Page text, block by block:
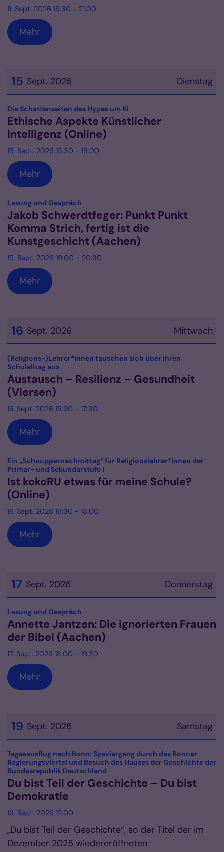
11. Sept. 2026 19:30 - 21:00
Mehr
Dienstag
15 Sept. 2026
Datum: 15. September 2026
Die Schattenseiten des Hypes um KI
Ethische Aspekte Künstlicher
Intelligenz (Online)
15. Sept. 2026 15:30 - 18:00
Mehr
Lesung und Gespräch
Jakob Schwerdtfeger: Punkt Punkt
Komma Strich, fertig ist die
Kunstgeschicht (Aachen)
15. Sept. 2026 19:00 - 20:30
Mehr
Mittwoch
16 Sept. 2026
Datum: 16. September 2026
(Religions-)Lehrer*innen tauschen sich über ihren
Schulalltag aus:
Austausch – Resilienz – Gesundheit
(Viersen)
16. Sept. 2026 15:30 - 17:30
Mehr
Ein „Schnuppernachmittag“ für Religionslehrer*innen der
Primar- und Sekundarstufe I
Ist kokoRU etwas für meine Schule?
(Online)
16. Sept. 2026 16:30 - 18:00
Mehr
Donnerstag
17 Sept. 2026
Datum: 17. September 2026
Lesung und Gespräch
Annette Jantzen: Die ignorierten Frauen
der Bibel (Aachen)
17. Sept. 2026 18:00 - 19:30
Mehr
Samstag
19 Sept. 2026
Datum: 19. September 2026
Tagesausflug nach Bonn: Spaziergang durch das Bonner
Regierungsviertel und Besuch des Hauses der Geschichte der
Bundesrepublik Deutschland
Du bist Teil der Geschichte – Du bist
Demokratie
19. Sept. 2026 12:00
„Du bist Teil der Geschichte“, so der Titel der im
Dezember 2025 wiedereröffneten